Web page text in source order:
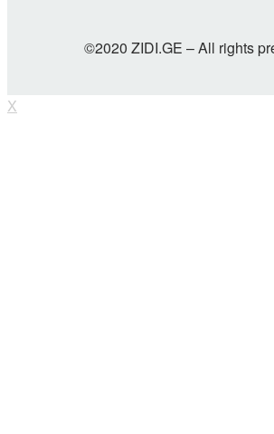
©2020 ZIDI.GE – All rights
X